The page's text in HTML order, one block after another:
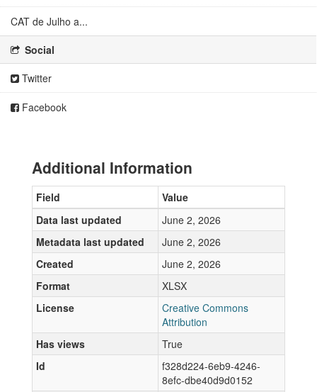
CAT de Julho a...
Social
Twitter
Facebook
Additional Information
Field
Value
Data last updated
June 2, 2026
Metadata last updated
June 2, 2026
Created
June 2, 2026
Format
XLSX
License
Creative Commons
Attribution
Has views
True
Id
f328d224-6eb9-4246-
8efc-dbe40d9d0152